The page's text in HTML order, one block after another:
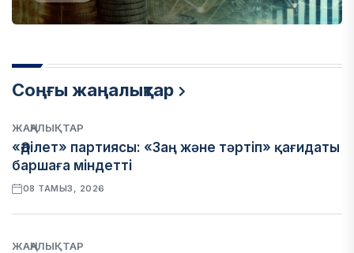
Соңғы жаңалықтар
ЖАҢАЛЫҚТАР
«Әділет» партиясы: «Заң және тәртіп» қағидаты
баршаға міндетті
08 ТАМЫЗ, 2026
ЖАҢАЛЫҚТАР